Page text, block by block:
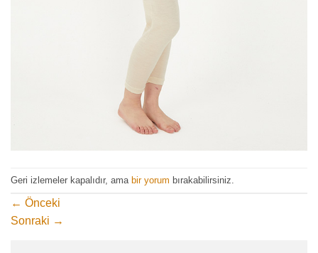
Geri izlemeler kapalıdır, ama bir yorum bırakabilirsiniz.
← Önceki
Sonraki →